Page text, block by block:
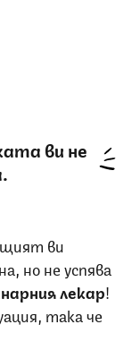
ви не
ви
но не успява
лекар!
така че